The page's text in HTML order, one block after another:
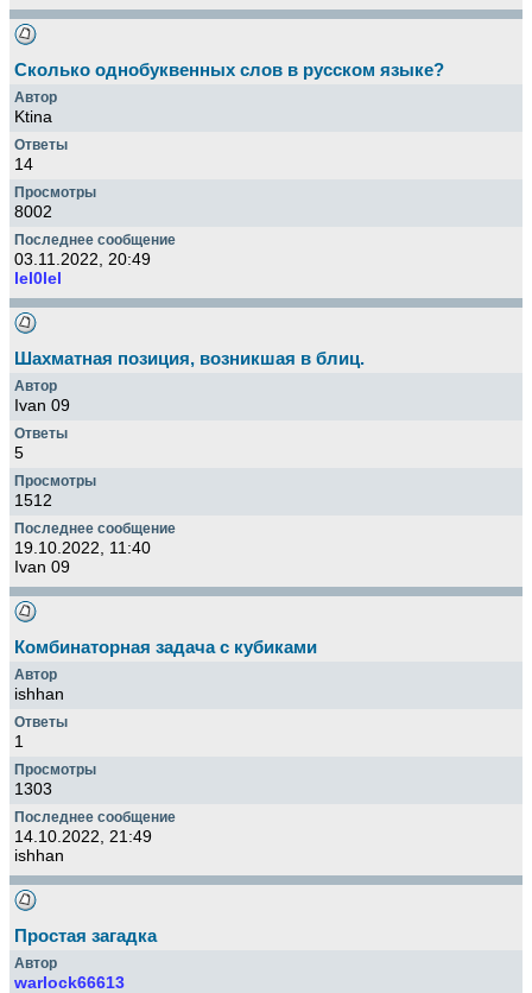
Сколько однобуквенных слов в русском языке?
Ktina
14
8002
03.11.2022, 20:49
lel0lel
Шахматная позиция, возникшая в блиц.
Ivan 09
5
1512
19.10.2022, 11:40
Ivan 09
Комбинаторная задача с кубиками
ishhan
1
1303
14.10.2022, 21:49
ishhan
Простая загадка
warlock66613